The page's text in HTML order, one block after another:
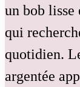
un bob lisse
qui
quotidien.
argentée